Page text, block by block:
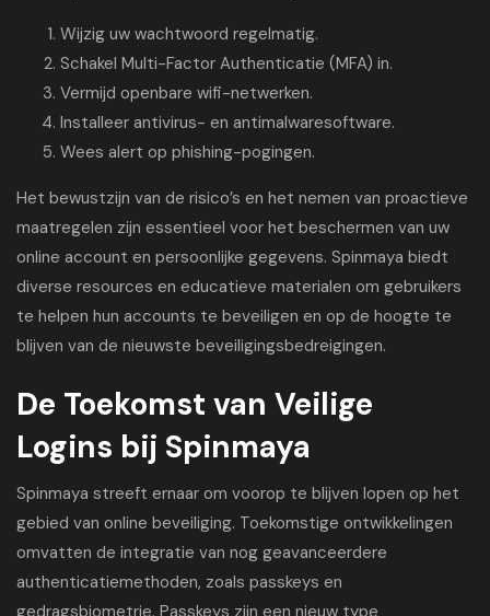
Wijzig uw wachtwoord regelmatig.
Schakel Multi-Factor Authenticatie (MFA) in.
Vermijd openbare wifi-netwerken.
Installeer antivirus- en antimalwaresoftware.
Wees alert op phishing-pogingen.
Het bewustzijn van de risico’s en het nemen van proactieve
maatregelen zijn essentieel voor het beschermen van uw
online account en persoonlijke gegevens. Spinmaya biedt
diverse resources en educatieve materialen om gebruikers
te helpen hun accounts te beveiligen en op de hoogte te
blijven van de nieuwste beveiligingsbedreigingen.
De Toekomst van Veilige
Logins bij Spinmaya
Spinmaya streeft ernaar om voorop te blijven lopen op het
gebied van online beveiliging. Toekomstige ontwikkelingen
omvatten de integratie van nog geavanceerdere
authenticatiemethoden, zoals passkeys en
gedragsbiometrie. Passkeys zijn een nieuw type